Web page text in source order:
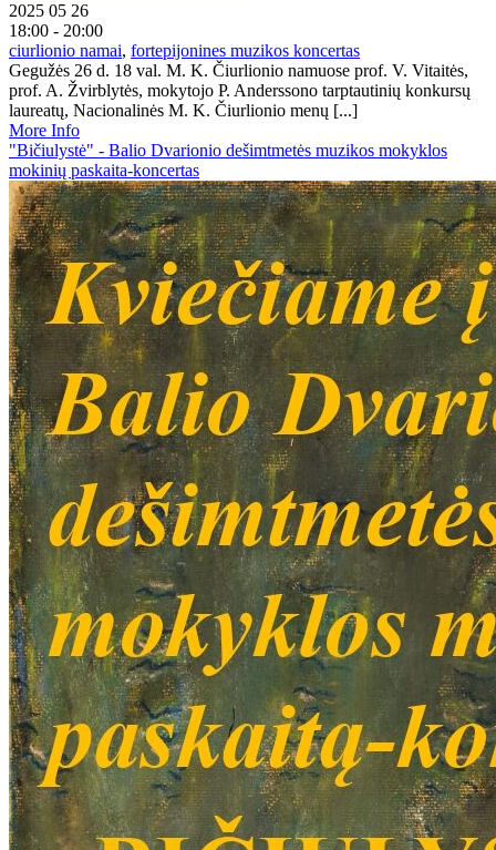
2025 05 26
18:00 - 20:00
ciurlionio namai, fortepijonines muzikos koncertas
Gegužės 26 d. 18 val. M. K. Čiurlionio namuose prof. V. Vitaitės,
prof. A. Žvirblytės, mokytojo P. Anderssono tarptautinių konkursų
laureatų, Nacionalinės M. K. Čiurlionio menų [...]
More Info
"Bičiulystė" - Balio Dvarionio dešimtmetės muzikos mokyklos
mokinių paskaita-koncertas